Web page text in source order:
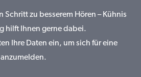
Schritt zu besserem Hören – Kühnis
hilft Ihnen gerne dabei.
Ihre Daten ein, um sich für eine